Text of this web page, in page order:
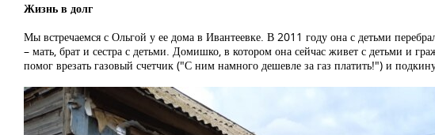
Жизнь в долг
Мы встречаемся с Ольгой у ее дома в Ивантеевке. В 2011 году она с детьми
– мать, брат и сестра с детьми. Домишко, в котором она сейчас живет с детьми и
помог врезать газовый счетчик ("С ним намного дешевле за газ платить!") и